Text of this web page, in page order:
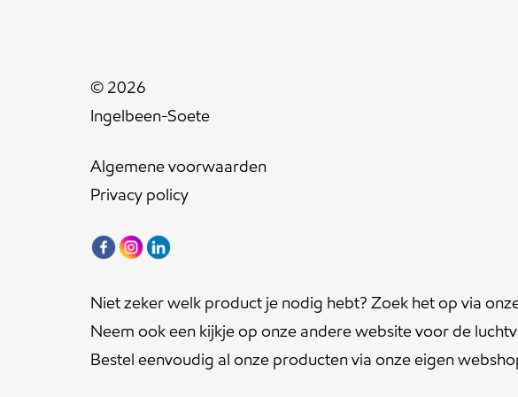
© 2026
Ingelbeen-Soete
Algemene voorwaarden
Privacy policy
Niet zeker welk product je nodig hebt? Zoek het op via
Neem ook een kijkje op onze andere website voor de
Bestel eenvoudig al onze producten via onze eigen